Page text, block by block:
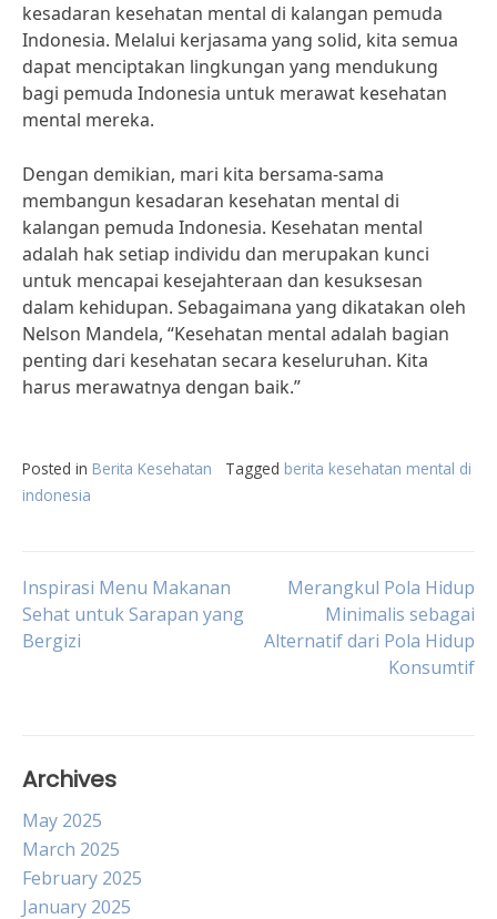
kesadaran kesehatan mental di kalangan pemuda
Indonesia. Melalui kerjasama yang solid, kita semua
dapat menciptakan lingkungan yang mendukung
bagi pemuda Indonesia untuk merawat kesehatan
mental mereka.
Dengan demikian, mari kita bersama-sama
membangun kesadaran kesehatan mental di
kalangan pemuda Indonesia. Kesehatan mental
adalah hak setiap individu dan merupakan kunci
untuk mencapai kesejahteraan dan kesuksesan
dalam kehidupan. Sebagaimana yang dikatakan oleh
Nelson Mandela, “Kesehatan mental adalah bagian
penting dari kesehatan secara keseluruhan. Kita
harus merawatnya dengan baik.”
Posted in Berita Kesehatan Tagged berita kesehatan mental di
indonesia
Post
navigation
Inspirasi Menu Makanan
Sehat untuk Sarapan yang
Bergizi
Merangkul Pola Hidup
Minimalis sebagai
Alternatif dari Pola Hidup
Konsumtif
Archives
May 2025
March 2025
February 2025
January 2025